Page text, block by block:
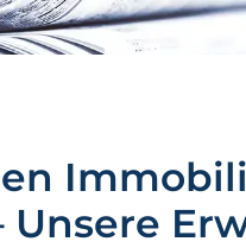
Unsere